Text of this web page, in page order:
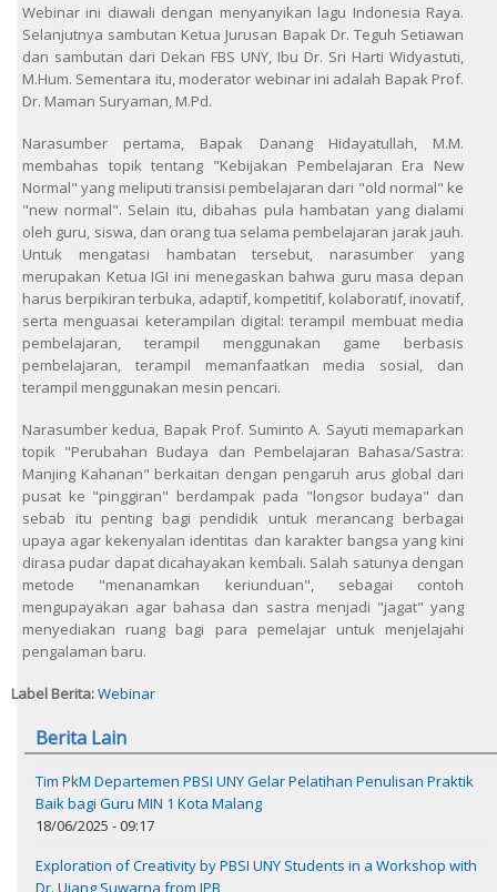
Webinar ini diawali dengan menyanyikan lagu Indonesia Raya.
Selanjutnya sambutan Ketua Jurusan Bapak Dr. Teguh Setiawan
dan sambutan dari Dekan FBS UNY, Ibu Dr. Sri Harti Widyastuti,
M.Hum. Sementara itu, moderator webinar ini adalah Bapak Prof.
Dr. Maman Suryaman, M.Pd.
Narasumber pertama, Bapak Danang Hidayatullah, M.M.
membahas topik tentang "Kebijakan Pembelajaran Era New
Normal" yang meliputi transisi pembelajaran dari "old normal" ke
"new normal". Selain itu, dibahas pula hambatan yang dialami
oleh guru, siswa, dan orang tua selama pembelajaran jarak jauh.
Untuk mengatasi hambatan tersebut, narasumber yang
merupakan Ketua IGI ini menegaskan bahwa guru masa depan
harus berpikiran terbuka, adaptif, kompetitif, kolaboratif, inovatif,
serta menguasai keterampilan digital: terampil membuat media
pembelajaran, terampil menggunakan game berbasis
pembelajaran, terampil memanfaatkan media sosial, dan
terampil menggunakan mesin pencari.
Narasumber kedua, Bapak Prof. Suminto A. Sayuti memaparkan
topik "Perubahan Budaya dan Pembelajaran Bahasa/Sastra:
Manjing Kahanan" berkaitan dengan pengaruh arus global dari
pusat ke "pinggiran" berdampak pada "longsor budaya" dan
sebab itu penting bagi pendidik untuk merancang berbagai
upaya agar kekenyalan identitas dan karakter bangsa yang kini
dirasa pudar dapat dicahayakan kembali. Salah satunya dengan
metode "menanamkan keriunduan", sebagai contoh
mengupayakan agar bahasa dan sastra menjadi "jagat" yang
menyediakan ruang bagi para pemelajar untuk menjelajahi
pengalaman baru.
Label Berita:Webinar
Berita Lain
Tim PkM Departemen PBSI UNY Gelar Pelatihan Penulisan Praktik
Baik bagi Guru MIN 1 Kota Malang
18/06/2025 - 09:17
Exploration of Creativity by PBSI UNY Students in a Workshop with
Dr. Ujang Suwarna from IPB